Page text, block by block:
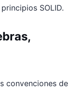
SOLID.
convenciones de